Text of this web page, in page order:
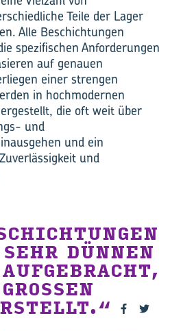
Teile der Lager
Alle Beschichtungen
spezifischen Anforderungen
auf genauen
einer strengen
in hochmodernen
die oft weit über
und
und ein
und
DÜNNEN
V